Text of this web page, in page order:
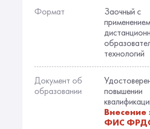
Формат
Заочный с
применением
технологий
Документ об
образовании
повышении
Внесение
ФИС